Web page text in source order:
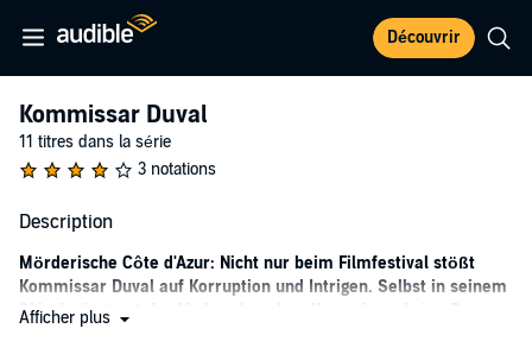
Découvrir
Kommissar Duval
11 titres dans la série
3 notations
Description
Mörderische Côte d'Azur: Nicht nur beim Filmfestival stößt
Kommissar Duval auf Korruption und Intrigen. Selbst in seinem
Skiurlaub gönnt das Verbrechen dem Kommissar keine Pause.
Afficher plus